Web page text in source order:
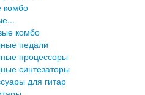
комбо
комбо
педали
процессоры
синтезаторы
для гитар